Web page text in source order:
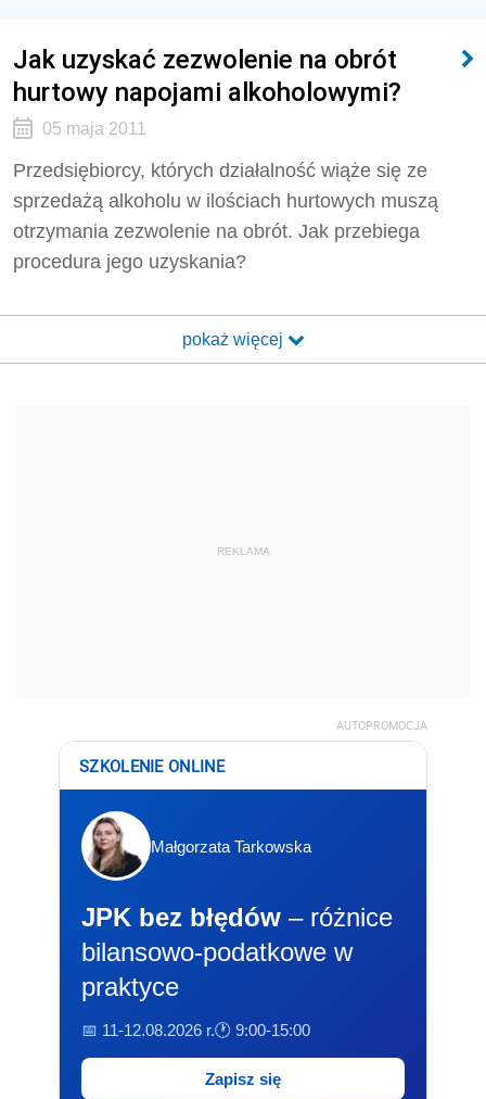
Jak uzyskać zezwolenie na obrót
hurtowy napojami alkoholowymi?
05 maja 2011
Przedsiębiorcy, których działalność wiąże się ze
sprzedażą alkoholu w ilościach hurtowych muszą
otrzymania zezwolenie na obrót. Jak przebiega
procedura jego uzyskania?
pokaż więcej
REKLAMA
AUTOPROMOCJA
SZKOLENIE ONLINE
Małgorzata Tarkowska
JPK bez błędów – różnice
bilansowo-podatkowe w
praktyce
📅 11-12.08.2026 r.🕐 9:00-15:00
Zapisz się